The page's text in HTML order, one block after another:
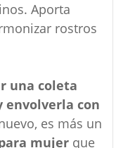
Aporta
rostros
una coleta
envolverla con
es más un
mujerque